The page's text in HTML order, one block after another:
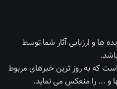
ها و ارزیابی آثار شما توسط
که به روز ترین خبرهای مربوط
و ... را منعکس می نماید.